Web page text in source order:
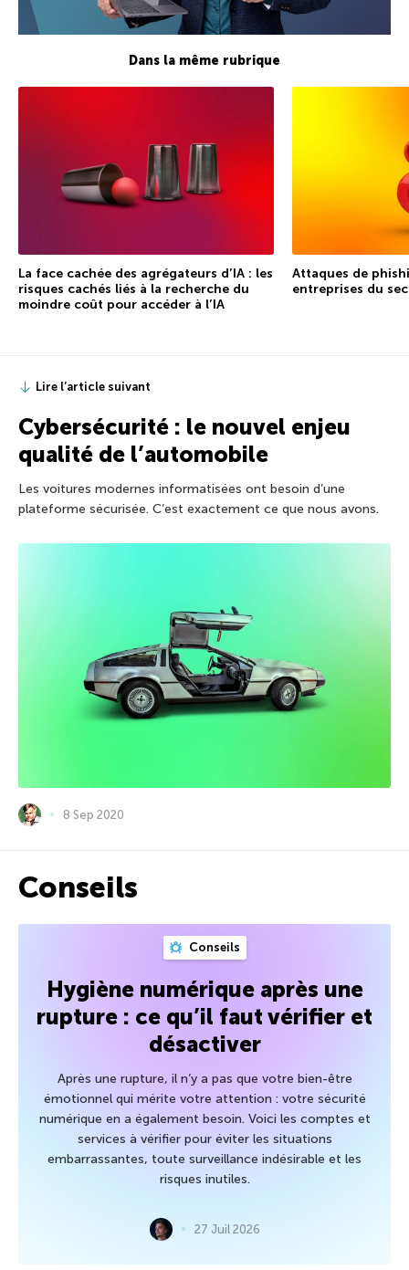
Dans la même rubrique
La face cachée des agrégateurs d’IA : les
risques cachés liés à la recherche du
moindre coût pour accéder à l’IA
Attaques de
entreprises du
Lire l’article suivant
Cybersécurité : le nouvel enjeu
qualité de l’automobile
Les voitures modernes informatisées ont besoin d’une
plateforme sécurisée. C’est exactement ce que nous avons.
8 Sep 2020
Conseils
Conseils
Hygiène numérique après une
rupture : ce qu’il faut vérifier et
désactiver
Après une rupture, il n’y a pas que votre bien-être
émotionnel qui mérite votre attention : votre sécurité
numérique en a également besoin. Voici les comptes et
services à vérifier pour éviter les situations
embarrassantes, toute surveillance indésirable et les
risques inutiles.
27 Juil 2026